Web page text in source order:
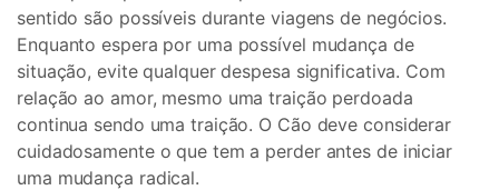
sentido são possíveis durante viagens de negócios.
Enquanto espera por uma possível mudança de
situação, evite qualquer despesa significativa. Com
relação ao amor, mesmo uma traição perdoada
continua sendo uma traição. O Cão deve considerar
cuidadosamente o que tem a perder antes de iniciar
uma mudança radical.